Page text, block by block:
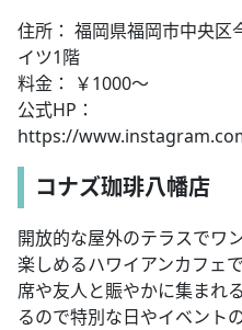
住所： 福岡県福岡市中央区
イツ1階
料金： ￥1000～
公式HP：
https://
コナズ珈琲八幡店
開放的な屋外のテラスでワ
楽しめるハワイアンカフェ
席や友人と賑やかに集まれ
るので特別な日やイベント